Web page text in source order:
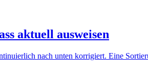
aktuell ausweisen
nach unten korrigiert. Eine